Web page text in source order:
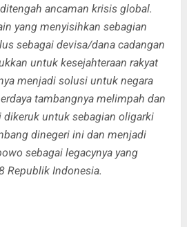
ancaman krisis global.
yang menyisihkan sebagian
sebagai devisa/dana cadangan
untuk kesejahteraan rakyat
menjadi solusi untuk negara
tambangnya melimpah dan
dikeruk untuk sebagian oligarki
dinegeri ini dan menjadi
sebagai legacynya yang
Republik Indonesia.